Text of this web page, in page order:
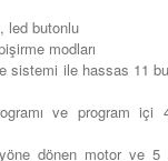
led butonlu
modları
sistemi ile hassas 11
ve program içi
dönen motor ve 5